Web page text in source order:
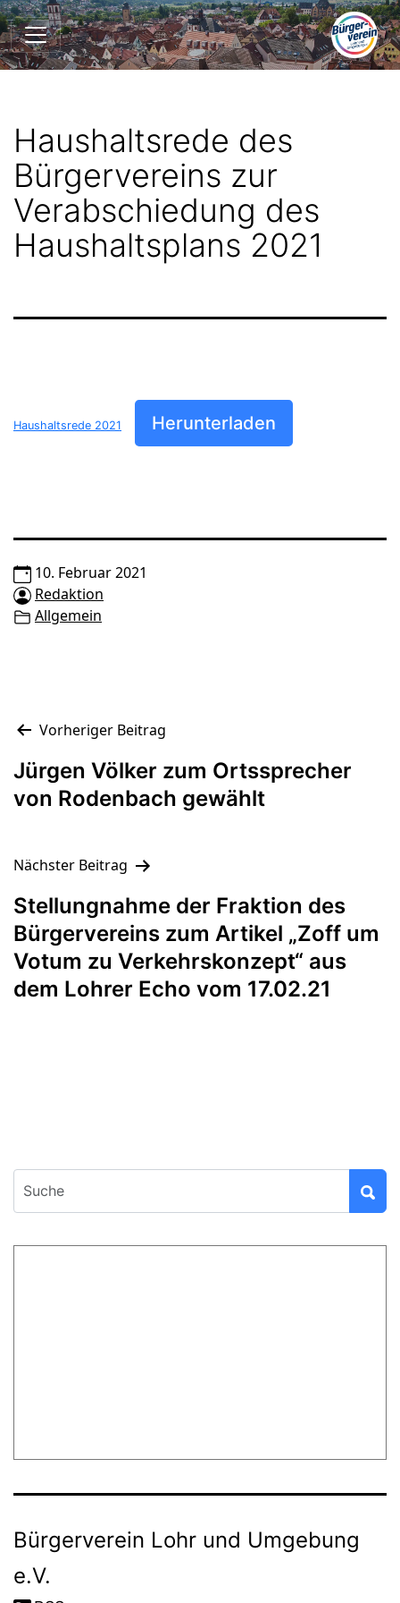
Zum
Inhalt
springen
Bürgerverein
Lohr
und
e.V.Haushaltsrede des
Bürgervereins zur
Verabschiedung des
Haushaltsplans 2021
Haushaltsrede 2021 Herunterladen
10. Februar 2021
Redaktion
Allgemein
Beitragsnavigation
Vorheriger Beitrag
Jürgen Völker zum Ortssprecher
von Rodenbach gewählt
Nächster Beitrag
Stellungnahme der Fraktion des
Bürgervereins zum Artikel „Zoff um
Votum zu Verkehrskonzept“ aus
dem Lohrer Echo vom 17.02.21
Bürgerverein Lohr und Umgebung
e.V.